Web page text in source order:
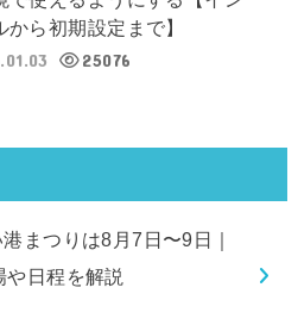
から初期設定まで】
25076
まつりは8月7日〜9日｜
日程を解説